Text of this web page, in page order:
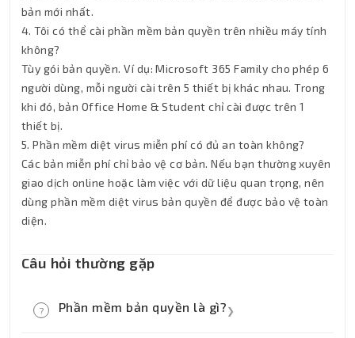
bản mới nhất.
4. Tôi có thể cài phần mềm bản quyền trên nhiều máy tính
không?
Tùy gói bản quyền. Ví dụ: Microsoft 365 Family cho phép 6
người dùng, mỗi người cài trên 5 thiết bị khác nhau. Trong
khi đó, bản Office Home & Student chỉ cài được trên 1
thiết bị.
5. Phần mềm diệt virus miễn phí có đủ an toàn không?
Các bản miễn phí chỉ bảo vệ cơ bản. Nếu bạn thường xuyên
giao dịch online hoặc làm việc với dữ liệu quan trọng, nên
dùng phần mềm diệt virus bản quyền để được bảo vệ toàn
diện.
Câu hỏi thường gặp
? Phần mềm bản quyền là gì? ❯